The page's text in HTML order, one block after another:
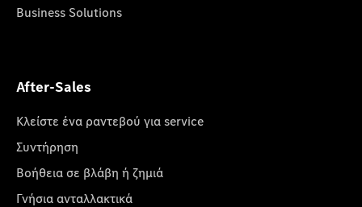
Business Solutions
After-Sales
Κλείστε ένα ραντεβού για service
Συντήρηση
Βοήθεια σε βλάβη ή ζημιά
Γνήσια ανταλλακτικά